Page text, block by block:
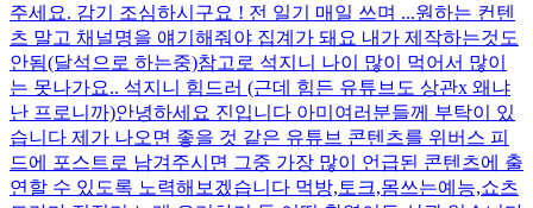
주세요. 감기 조심하시구요 ! 전 일기 매일 쓰며 ...원하는 컨텐
츠 말고 채널명을 얘기해줘야 집계가 돼요 내가 제작하는것도
안됨(달석으로 하는중)참고로 석지니 나이 많이 먹어서 많이
는 못나가요.. 석지니 힘드러 (근데 힘든 유튜브도 상관x 왜냐
난 프로니까)안녕하세요 진입니다 아미여러분들께 부탁이 있
습니다 제가 나오면 좋을 것 같은 유튜브 콘텐츠를 위버스 피
드에 포스트로 남겨주시면 그중 가장 많이 언급된 콘텐츠에 출
연할 수 있도록 노력해보겠습니다 먹방,토크,몸쓰는예능,쇼츠